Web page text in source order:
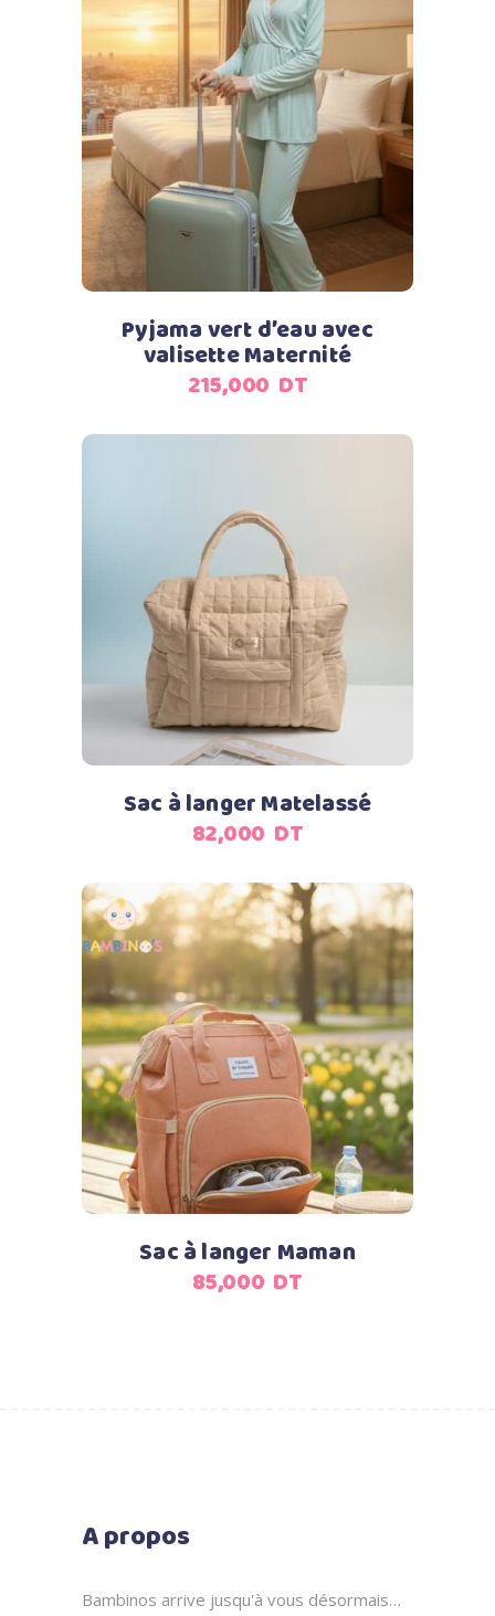
Ajouter au panier
Pyjama vert d’eau avec
valisette Maternité
215,000 DT
Ajouter au panier
Sac à langer Matelassé
82,000 DT
Ajouter au panier
Sac à langer Maman
85,000 DT
A propos
Bambinos arrive jusqu'à vous désormais…